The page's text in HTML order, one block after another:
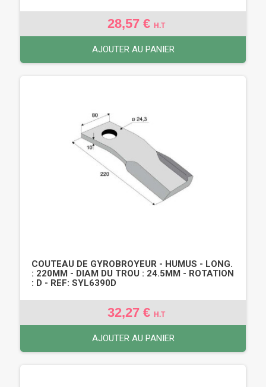
28,57 € H.T
AJOUTER AU PANIER
COUTEAU DE GYROBROYEUR - HUMUS - LONG.
: 220MM - DIAM DU TROU : 24.5MM - ROTATION
: D - REF: SYL6390D
32,27 € H.T
AJOUTER AU PANIER